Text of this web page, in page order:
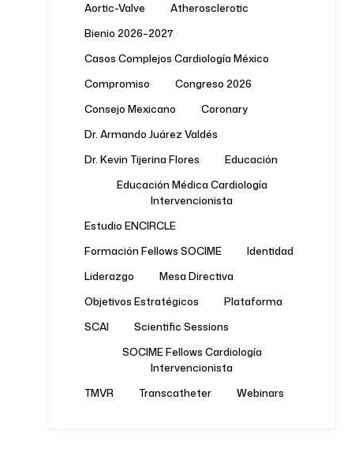
Aortic-Valve
Atherosclerotic
Bienio 2026–2027
Casos Complejos Cardiología México
Compromiso
Congreso 2026
Consejo Mexicano
Coronary
Dr. Armando Juárez Valdés
Dr. Kevin Tijerina Flores
Educación
Educación Médica Cardiología
Intervencionista
Estudio ENCIRCLE
Formación Fellows SOCIME
Identidad
Liderazgo
Mesa Directiva
Objetivos Estratégicos
Plataforma
SCAI
Scientific Sessions
SOCIME Fellows Cardiología
Intervencionista
TMVR
Transcatheter Webinars